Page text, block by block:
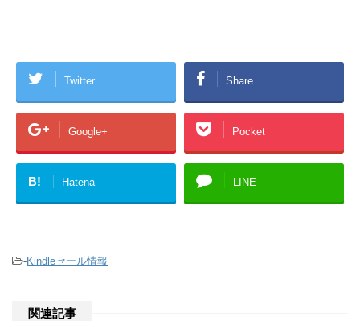
Twitter Share
Google+ Pocket
B! Hatena LINE
-Kindleセール情報
関連記事